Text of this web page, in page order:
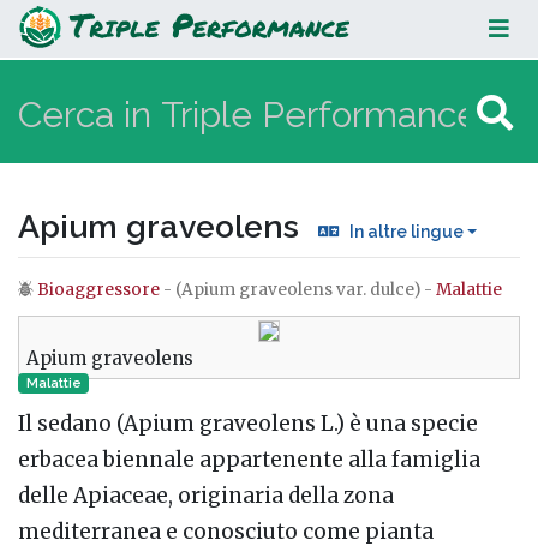
Apium graveolens
Apium graveolens In altre lingue
Vai a:navigazione,ricerca
Bioaggressore - (Apium graveolens var. dulce) - Malattie
Apium graveolens
Malattie
Il sedano (Apium graveolens L.) è una specie
erbacea biennale appartenente alla famiglia
delle Apiaceae, originaria della zona
mediterranea e conosciuto come pianta